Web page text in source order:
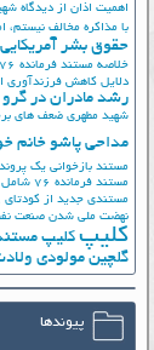
اهمیت اذان از دیدگاه
با مذاکره مخالف نیستم،
حقوق بشر آمریکایی
خلاصه مستند فرمانده 76
دلایل کاهش فرزندآوری
رشد مادران در
شهید مطهری ضعف های
مداحی پاشو خانم
مستند بازخوانی یک پرونده
مستند فرمانده 76 شامل چیست؟
مستندی جدید از کودتای 28 مرداد
نهضت ملي شدن صنعت
کلیپ کلیپ
گلچین مولودی
پیوندها